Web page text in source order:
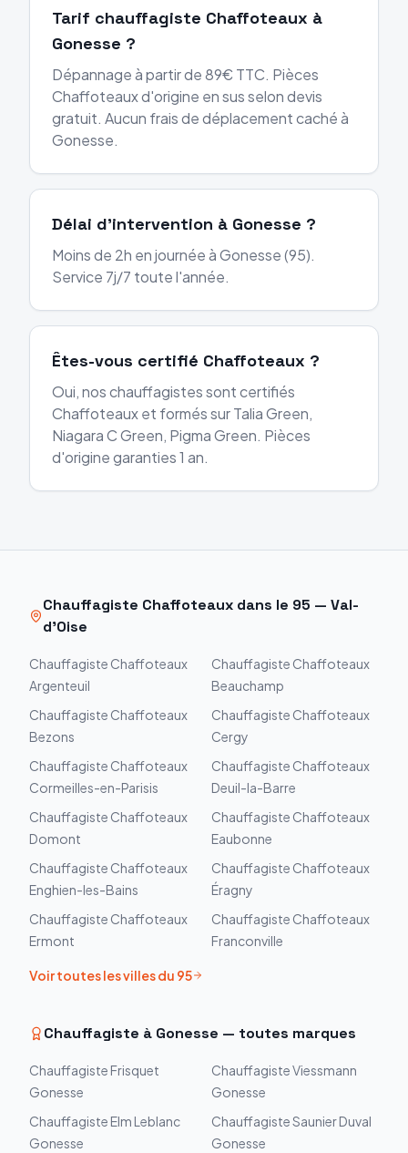
Tarif chauffagiste Chaffoteaux à
Gonesse ?
Dépannage à partir de 89€ TTC. Pièces
Chaffoteaux d'origine en sus selon devis
gratuit. Aucun frais de déplacement caché à
Gonesse.
Délai d'intervention à Gonesse ?
Moins de 2h en journée à Gonesse (95).
Service 7j/7 toute l'année.
Êtes-vous certifié Chaffoteaux ?
Oui, nos chauffagistes sont certifiés
Chaffoteaux et formés sur Talia Green,
Niagara C Green, Pigma Green. Pièces
d'origine garanties 1 an.
Chauffagiste Chaffoteauxdans le 95 — Val-
d'Oise
Chauffagiste Chaffoteaux
Argenteuil
Chauffagiste Chaffoteaux
Beauchamp
Chauffagiste Chaffoteaux
Bezons
Chauffagiste Chaffoteaux
Cergy
Chauffagiste Chaffoteaux
Cormeilles-en-Parisis
Chauffagiste Chaffoteaux
Deuil-la-Barre
Chauffagiste Chaffoteaux
Domont
Chauffagiste Chaffoteaux
Eaubonne
Chauffagiste Chaffoteaux
Enghien-les-Bains
Chauffagiste Chaffoteaux
Éragny
Chauffagiste Chaffoteaux
Ermont
Chauffagiste Chaffoteaux
Franconville
Voir toutes les villes du 95
Chauffagiste à Gonesse — toutes marques
Chauffagiste Frisquet
Gonesse
ChauffagisteViessmann
Gonesse
Chauffagiste Elm Leblanc
Gonesse
ChauffagisteSaunier Duval
Gonesse